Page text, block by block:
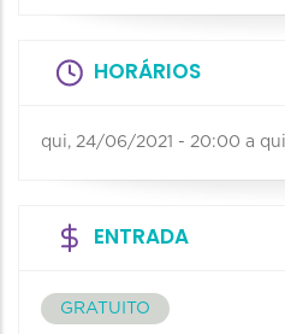
HORÁRIOS
qui, 24/06/2021 - 20:00 a
ENTRADA
GRATUITO